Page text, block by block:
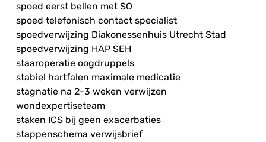
spoed eerst bellen met SO
spoed telefonisch contact specialist
spoedverwijzing Diakonessenhuis Utrecht Stad
spoedverwijzing HAP SEH
staaroperatie oogdruppels
stabiel hartfalen maximale medicatie
stagnatie na 2-3 weken verwijzen
wondexpertiseteam
staken ICS bij geen exacerbaties
stappenschema verwijsbrief